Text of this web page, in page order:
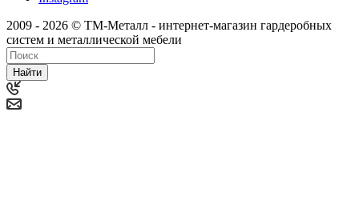
2009 - 2026 © ТМ-Металл - интернет-магазин гардеробных
систем и металлической мебели
Найти